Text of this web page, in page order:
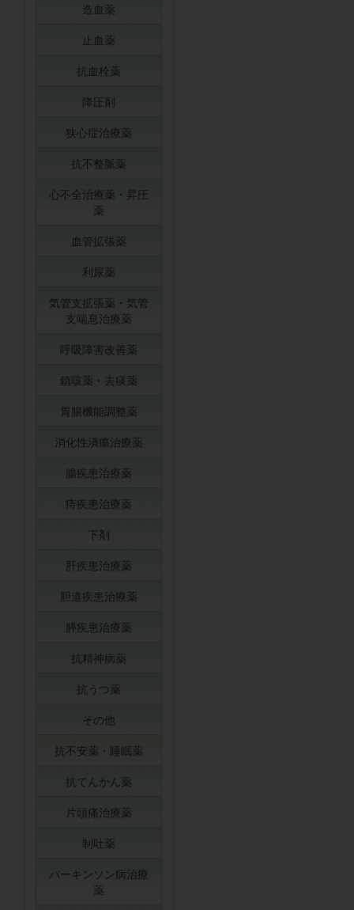
造血薬
止血薬
抗血栓薬
降圧剤
狭心症治療薬
抗不整脈薬
心不全治療薬・昇圧
薬
血管拡張薬
利尿薬
気管支拡張薬・気管
支喘息治療薬
呼吸障害改善薬
鎮咳薬・去痰薬
胃腸機能調整薬
消化性潰瘍治療薬
腸疾患治療薬
痔疾患治療薬
下剤
肝疾患治療薬
胆道疾患治療薬
膵疾患治療薬
抗精神病薬
抗うつ薬
その他
抗不安薬・睡眠薬
抗てんかん薬
片頭痛治療薬
制吐薬
パーキンソン病治療
薬